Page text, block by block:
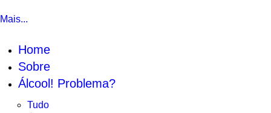
Mais...
Home
Sobre
Álcool! Problema?
Tudo